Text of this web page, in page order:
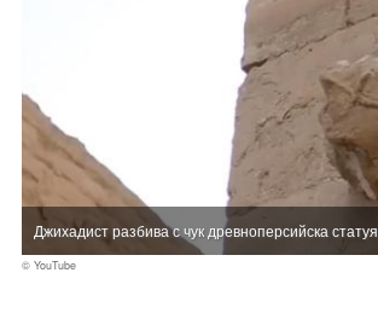
Джихадист разбива с чук древноперсийска статуя
© YouTube